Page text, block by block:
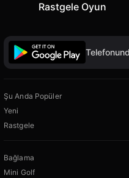
Rastgele Oyun
Şu Anda Popüler
Yeni
Rastgele
Bağlama
Mini Golf